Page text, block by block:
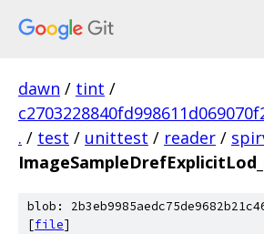
dawn / tint /
. / test / unittest / reader /
blob:
[file]